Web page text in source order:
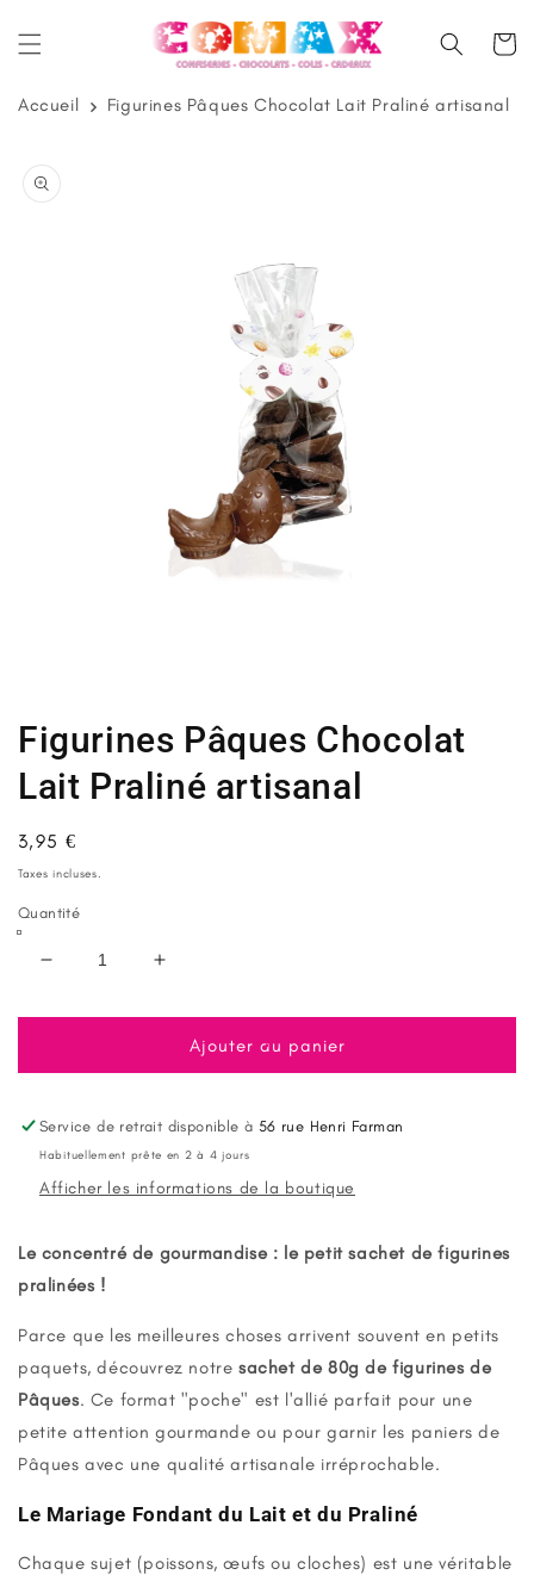
au
Panier
Accueil Figurines Pâques Chocolat Lait Praliné artisanal
informations
produits
dans
une
fenêtre
modale
Figurines Pâques Chocolat
Lait Praliné artisanal
Prix
habituel
3,95 €
Taxes incluses.
Quantité
Réduire
quantité
Figurines
Chocolat
Lait
artisanal
Augmenter
quantité
Figurines
Chocolat
Lait
Praliné
artisanal
Ajouter au panier
Service de retrait disponible à 56 rue Henri Farman
Habituellement prête en 2 à 4 jours
Afficher les informations de la boutique
Le concentré de gourmandise : le petit sachet de figurines
pralinées !
Parce que les meilleures choses arrivent souvent en petits
paquets, découvrez notresachet de 80g de figurines de
Pâques. Ce format "poche" est l'allié parfait pour une
petite attention gourmande ou pour garnir les paniers de
Pâques avec une qualité artisanale irréprochable.
Le Mariage Fondant du Lait et du Praliné
Chaque sujet (poissons, œufs ou cloches) est une véritable